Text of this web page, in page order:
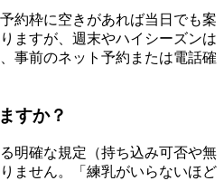
約枠に空きがあれば当日でも案
ますが、週末やハイシーズンは
事前のネット予約または電話確
すか？
明確な規定（持ち込み可否や無
ません。「練乳がいらないほど